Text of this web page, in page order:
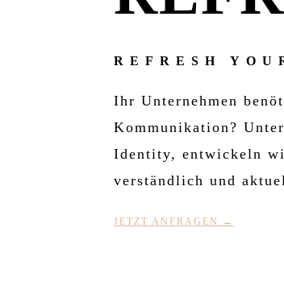
REFRESH
Ihr Unternehmen
Kommunikation?
Identity, entwickeln
verständlich und
JETZT ANFRAGEN →